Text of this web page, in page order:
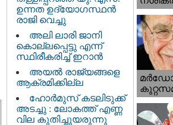
ഉന്നത ഉദ്യോഗസ്ഥൻ
രാജി വെച്ചു
അലി ലാരി ജാനി
കൊല്ലപ്പെട്ടു എന്ന്
സ്ഥിരീകരിച്ച് ഇറാൻ
അയൽ രാജ്യങ്ങളെ
ആക്രമിക്കില്ല
ഹോർമുസ് കടലിടുക്ക്
അടച്ചു : ലോകത്ത് എണ്ണ
വില കുതിച്ചുയരുന്നു